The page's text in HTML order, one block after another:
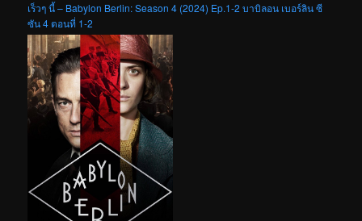
เร็วๆ นี้ – Babylon Berlin: Season 4 (2024) Ep.1-2 บาบิลอน เบอร์ลิน ซี
ซัน 4 ตอนที่ 1-2